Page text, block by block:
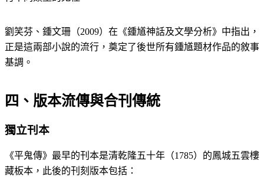
劉笑芬、鍾文珊（2009）在《鍾馗神話及文學分析》中指出，
正是這兩部小說的流行，奠定了後世所有鍾馗題材作品的敘事
基調。
四、版本流傳與合刊傳統
獨立刊本
《平鬼傳》最早的刊本是清乾隆五十年（1785）的鳳城五雲樓
藏板本，此後的刊刻版本包括：